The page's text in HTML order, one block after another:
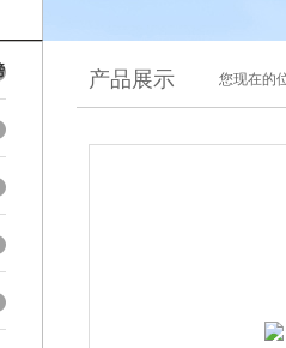
产品展示 您现在的